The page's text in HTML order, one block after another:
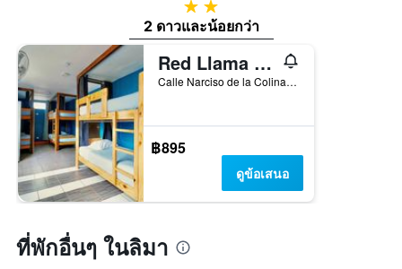
2 ดาว
2 ดาวและน้อยกว่า
Red Llama Eco Hostel
Calle Narciso de la Colina 183 Miraflores, ลิมา, เปรู
฿895
ดูข้อเสนอ
ที่พักอื่นๆ ในลิมา